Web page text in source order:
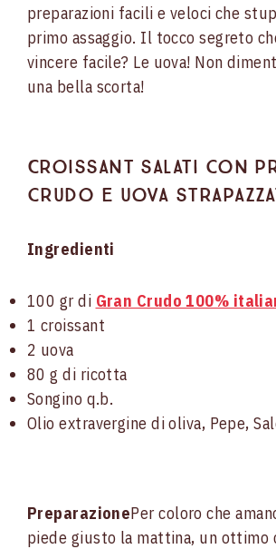
preparazioni facili e veloci che
primo assaggio. Il tocco segreto
vincere facile? Le uova! Non
una bella scorta!
Croissant salati con
crudo e uova
Ingredienti
100 gr di Gran Crudo 100%
1 croissant
2 uova
80 g di ricotta
Songino q.b.
Olio extravergine di oliva, Pepe,
PreparazionePer coloro che
piede giusto la mattina, un ottimo